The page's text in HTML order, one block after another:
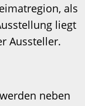
als
liegt
Aussteller.
werden neben